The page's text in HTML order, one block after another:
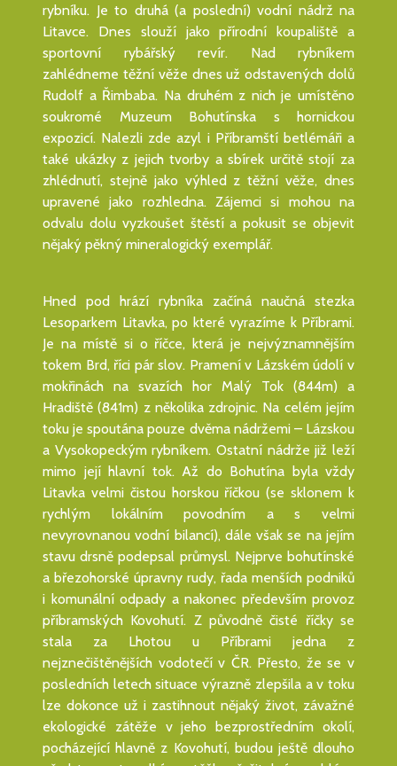
rybníku. Je to druhá (a poslední) vodní nádrž na
Litavce. Dnes slouží jako přírodní koupaliště a
sportovní rybářský revír. Nad rybníkem
zahlédneme těžní věže dnes už odstavených dolů
Rudolf a Řimbaba. Na druhém z nich je umístěno
soukromé Muzeum Bohutínska s hornickou
expozicí. Nalezli zde azyl i Příbramští betlémáři a
také ukázky z jejich tvorby a sbírek určitě stojí za
zhlédnutí, stejně jako výhled z těžní věže, dnes
upravené jako rozhledna. Zájemci si mohou na
odvalu dolu vyzkoušet štěstí a pokusit se objevit
nějaký pěkný mineralogický exemplář.
Hned pod hrází rybníka začíná naučná stezka
Lesoparkem Litavka, po které vyrazíme k Příbrami.
Je na místě si o říčce, která je nejvýznamnějším
tokem Brd, říci pár slov. Pramení v Lázském údolí v
mokřinách na svazích hor Malý Tok (844m) a
Hradiště (841m) z několika zdrojnic. Na celém jejím
toku je spoutána pouze dvěma nádržemi – Lázskou
a Vysokopeckým rybníkem. Ostatní nádrže již leží
mimo její hlavní tok. Až do Bohutína byla vždy
Litavka velmi čistou horskou říčkou (se sklonem k
rychlým lokálním povodním a s velmi
nevyrovnanou vodní bilancí), dále však se na jejím
stavu drsně podepsal průmysl. Nejprve bohutínské
a březohorské úpravny rudy, řada menších podniků
i komunální odpady a nakonec především provoz
příbramských Kovohutí. Z původně čisté říčky se
stala za Lhotou u Příbrami jedna z
nejznečištěnějších vodotečí v ČR. Přesto, že se v
posledních letech situace výrazně zlepšila a v toku
lze dokonce už i zastihnout nějaký život, závažné
ekologické zátěže v jeho bezprostředním okolí,
pocházející hlavně z Kovohutí, budou ještě dlouho